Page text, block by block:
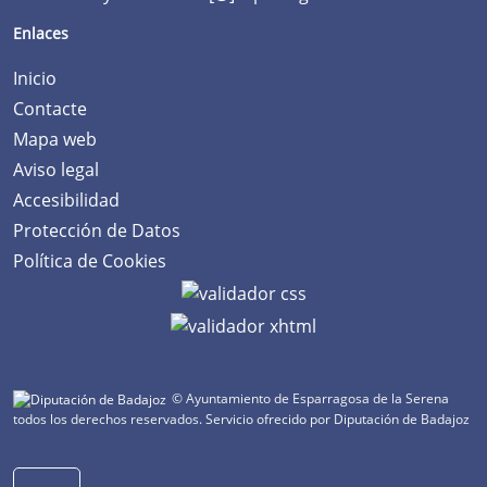
Enlaces
Inicio
Contacte
Mapa web
Aviso legal
Accesibilidad
Protección de Datos
Política de Cookies
© Ayuntamiento de Esparragosa de la Serena
todos los derechos reservados.Servicio ofrecido por Diputación de Badajoz